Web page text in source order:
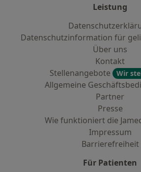
Leistung
Datenschutzinformation für
Über uns
Kontakt
Stellenangebote
Wir
Allgemeine
Partner
Presse
Wie funktioniert die
Impressum
Barrierefreiheit
Für Patienten